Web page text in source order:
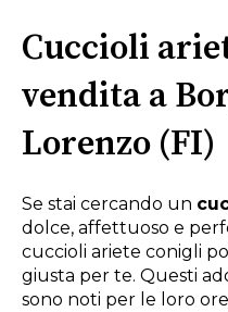
Cuccioli
vendita a
Lorenzo (FI)
Se stai cercando un
dolce, affettuoso e
cuccioli ariete conigli
giusta per te. Questi
sono noti per le loro